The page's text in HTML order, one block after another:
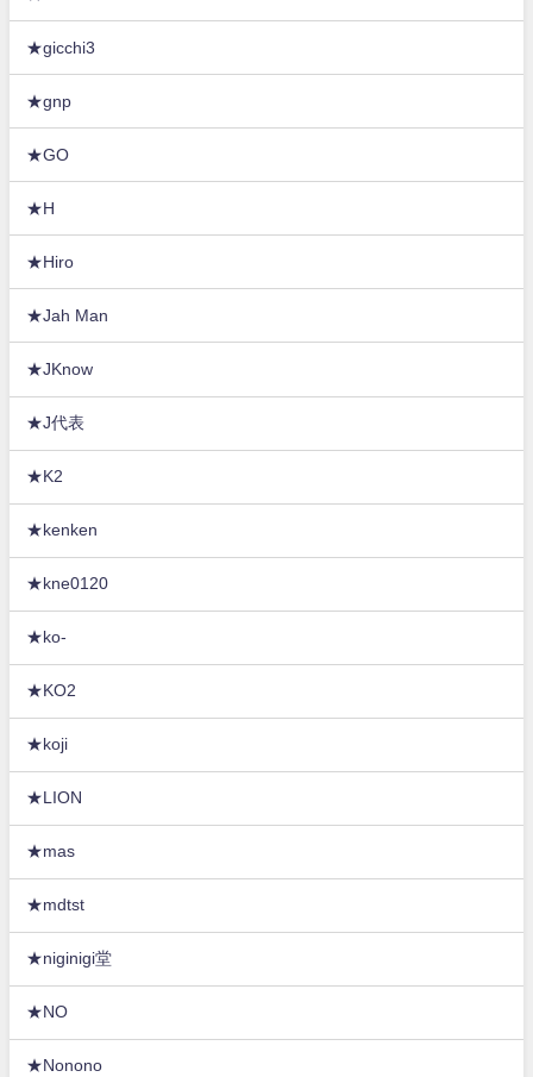
★gicchi3
★gnp
★GO
★H
★Hiro
★Jah Man
★JKnow
★J代表
★K2
★kenken
★kne0120
★ko-
★KO2
★koji
★LION
★mas
★mdtst
★niginigi堂
★NO
★Nonono